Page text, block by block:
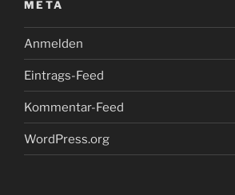
META
Anmelden
Eintrags-Feed
Kommentar-Feed
WordPress.org